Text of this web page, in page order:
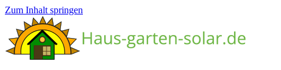
Zum Inhalt springen